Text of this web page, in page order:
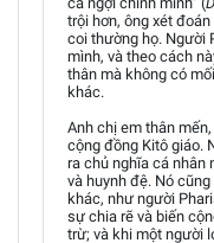
trội hơn, ông xét
coi thường họ. Người
mình, và theo cách
thân mà không có
khác.
Anh chị em thân
cộng đồng Kitô giáo.
ra chủ nghĩa cá nhân
và huynh đệ. Nó
khác, như người
sự chia rẽ và biến
trừ; và khi một người